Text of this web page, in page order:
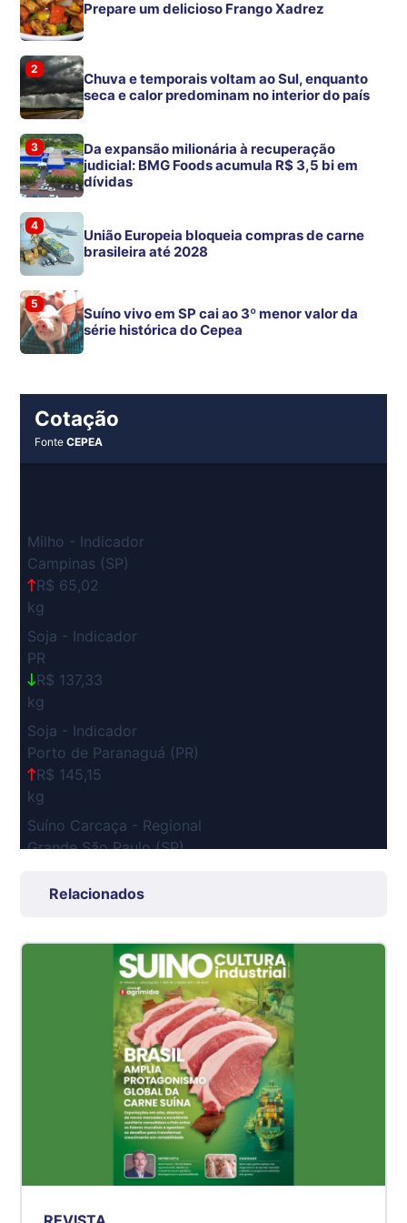
Prepare um delicioso Frango Xadrez
2
Chuva e temporais voltam ao Sul, enquanto
seca e calor predominam no interior do país
3
Da expansão milionária à recuperação
judicial: BMG Foods acumula R$ 3,5 bi em
dívidas
4
União Europeia bloqueia compras de carne
brasileira até 2028
5
Suíno vivo em SP cai ao 3º menor valor da
série histórica do Cepea
Cotação
FonteCEPEA
Milho - Indicador
Campinas (SP)
R$ 65,02
kg
Soja - Indicador
PR
R$ 137,33
kg
Soja - Indicador
Porto de Paranaguá (PR)
R$ 145,15
kg
Suíno Carcaça - Regional
Grande São Paulo (SP)
SP
Suíno - Estadual
Suíno - Estadual
Relacionados